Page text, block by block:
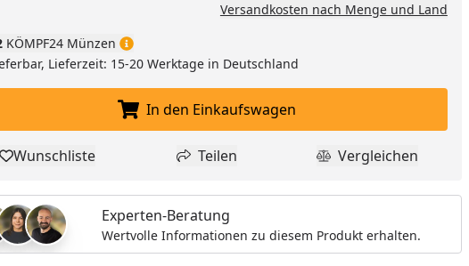
Versandkosten nach Menge und Land
KÖMPF24 Münzen
Lieferzeit: 15-20 Werktage in Deutschland
In den Einkaufswagen legen
In den Einkaufswagen
Produkt zur Wunschliste hinzufügen
Wunschliste Teilen
Teilen Produkt
Vergleichen
Experten-Beratung
Wertvolle Informationen zu diesem Produkt erhalten.